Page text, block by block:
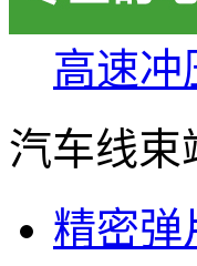
高速冲
汽车线束
精密弹